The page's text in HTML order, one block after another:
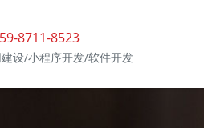
8711-8523
设/小程序开发/软件开发